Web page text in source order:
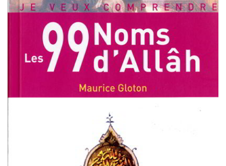
précieux.